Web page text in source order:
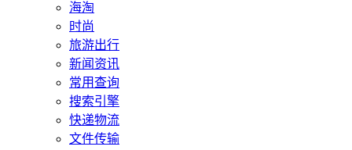
海淘
时尚
旅游出行
新闻资讯
常用查询
搜索引擎
快递物流
文件传输